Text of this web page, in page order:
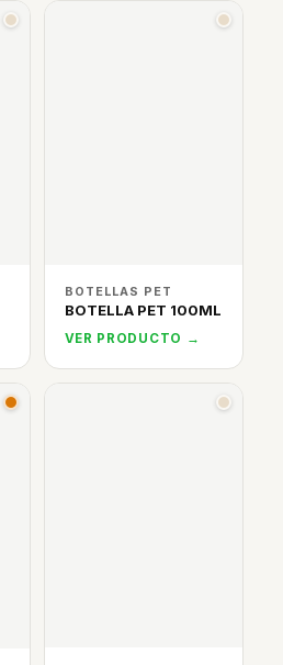
BOTELLAS PET
BOTELLA PET 100ML
VER PRODUCTO →